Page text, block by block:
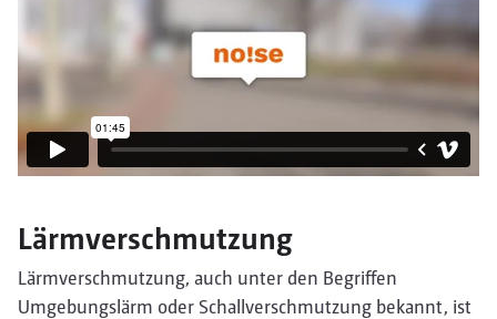
Lärmverschmutzung
Lärmverschmutzung, auch unter den Begriffen
Umgebungslärm oder Schallverschmutzung bekannt, ist